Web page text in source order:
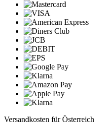
Versandkosten für Österreich